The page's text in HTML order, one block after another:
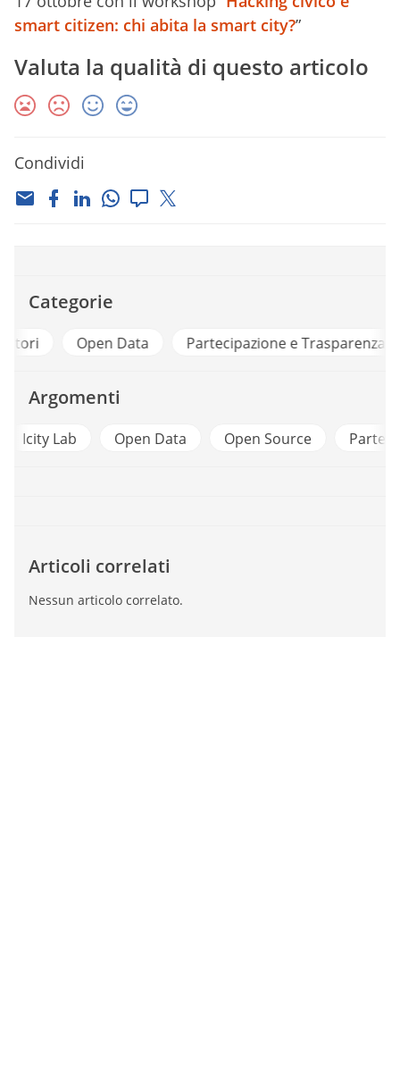
smart citizen: chi abita la smart city?”
Valuta la qualità di questo articolo
Condividi
Categorie
Città e Territori Open Data Partecipazione
Argomenti
Open Data Open Source Partecipazione
Articoli correlati
Nessun articolo correlato.